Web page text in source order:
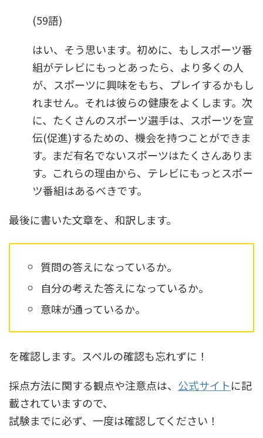
(59語)
はい、そう思います。初めに、もしスポーツ番
組がテレビにもっとあったら、より多くの人
が、スポーツに興味をもち、プレイするかもし
れません。それは彼らの健康をよくします。次
に、たくさんのスポーツ選手は、スポーツを宣
伝(促進)するための、機会を持つことができま
す。まだ有名でないスポーツはたくさんありま
す。これらの理由から、テレビにもっとスポー
ツ番組はあるべきです。
最後に書いた文章を、和訳します。
質問の答えになっているか。
自分の考えた答えになっているか。
意味が通っているか。
を確認します。スペルの確認も忘れずに！
採点方法に関する観点や注意点は、 公式サイトに記
載されていますので、
試験までに必ず、一度は確認してください！